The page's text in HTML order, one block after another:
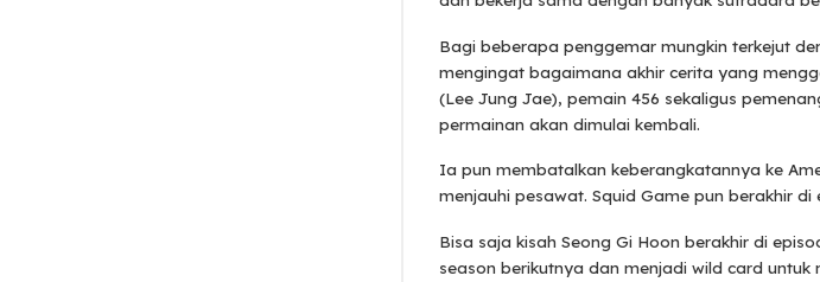
Bagi beberapa penggemar mungkin terkejut
mengingat bagaimana akhir cerita yang
(Lee Jung Jae), pemain 456 sekaligus
permainan akan dimulai kembali.
Ia pun membatalkan keberangkatannya ke
menjauhi pesawat. Squid Game pun berakhir di
Bisa saja kisah Seong Gi Hoon berakhir di
season berikutnya dan menjadi wild card untuk